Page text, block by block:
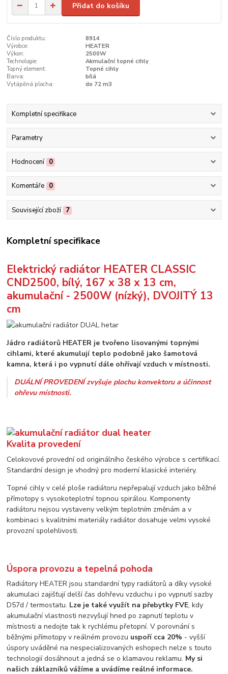
Přidat do košíku
Číslo produktu:
8914
Výrobce:
HEATER
Výkon:
2500W
Technologie:
Akmulační topné cihly
Topný element:
Topné cihly
Barva:
bílá
Vytápěná plocha:
do 72 m3
Kompletní specifikace
Parametry
Hodnocení 0
Komentáře 0
Související zboží 7
Kompletní specifikace
Elektrický radiátor HEATER CLASSIC
CND2500, bílý, 167 x 38 x 13 cm,
akumulační - 2500W (nízký), DVOJITÝ 13
cm
Jádro radiátorů HEATER je tvořeno lisovanými topnými
cihlami, které akumulují teplo podobně jako šamotová
kamna, která i po vypnutí dále ohřívají vzduch v místnosti.
DUÁLNÍ PROVEDENÍ zvyšuje plochu konvektoru a účinnost
ohřevu místnosti.
Kvalita provedení
Celokovové provední od originálního českého výrobce s certifikací.
Standardní design je vhodný pro moderní klasické interiéry.
Topné cihly v celé ploše radiátoru nepřepalují vzduch jako běžné
přímotopy s vysokoteplotní topnou spirálou. Komponenty
radiátoru nejsou vystaveny velkým teplotním změnám a v
kombinaci s kvalitními materiály radiátor dosahuje velmi vysoké
provozní spolehlivosti.
Úspora provozu a tepelná pohoda
Radiátory HEATER jsou standardní typy radiátorů a díky vysoké
akumulaci zajišťují delší čas dohřevu vzduchu i po vypnutí sazby
D57d / termostatu. Lze je také využít na přebytky FVE, kdy
akumulační vlastnosti nezvyšují hned po zapnutí teplotu v
místnosti a nedojte tak k rychlému přetopní. V porovnání s
běžnými přímotopy v reálném provozu uspoří cca 20% - vyšší
úspory uváděné na nespecializovaných eshopech nelze s touto
technologií dosáhnout a jedná se o klamavou reklamu. My si
našich záklazníků vážíme a uvádíme reálné informace.